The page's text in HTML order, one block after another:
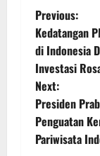
P
o
s
t
n
Previous:
Kedatangan
di Indonesia
Investasi
Next:
Presiden
Penguatan
Pariwisata